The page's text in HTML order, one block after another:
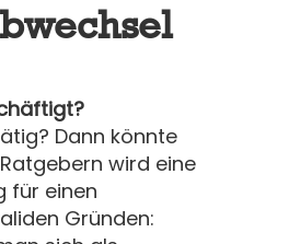
Dann könnte
wird eine
für einen
Gründen: